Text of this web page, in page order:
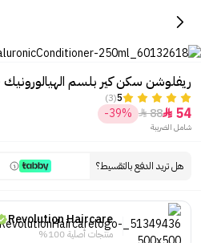
ريفلوشن سكن كير بلسم الهيالورونيك -
5
(3)
54

88

-39%
شامل الضريبة
هل تريد الدفع بالتقسيط؟
Revolution Haircare
منتجات أصلية 100%